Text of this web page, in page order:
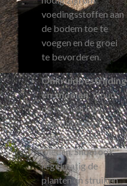
voedingsstoffen aan
de bodem toe te
voegen en de groei
te bevorderen.
Onkruidbestrijding
en snoeien: Houd
de tuin vrij van
onkruid door
regelmatig te
wieden. Snoei ook
regelmatig de
planten en struiken